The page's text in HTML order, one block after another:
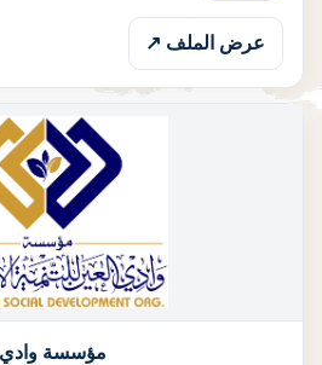
عرض الملف ↗
مؤسسة وادي